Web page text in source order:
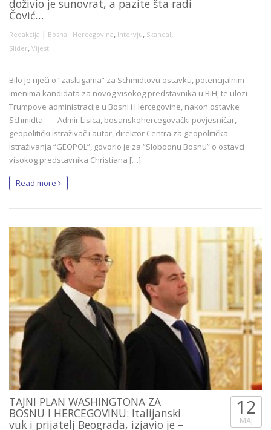
doživio je sunovrat, a pazite šta radi
Čović…
Redakcija | Bosna i Hercegovina Intervju Skandal
Slider Vijesti
Bilo je riječi o “zaslugama” za Schmidtovu ostavku, potencijalnim
imenima kandidata za novog visokog predstavnika u BiH, te ulozi
Trumpove administracije u Bosni i Hercegovine, nakon ostavke
Schmidta. Admir Lisica, bosanskohercegovački povjesničar,
geopolitički istraživač i autor, direktor Centra za geopolitička
istraživanja “GEOPOL”, govorio je za “Slobodnu Bosnu” o ostavci
visokog predstavnika Christiana […]
Read more
TAJNI PLAN WASHINGTONA ZA
BOSNU I HERCEGOVINU: Italijanski
vuk i prijatelj Beograda, izjavio je –
12
MAJ